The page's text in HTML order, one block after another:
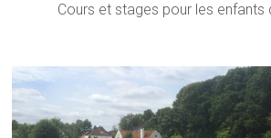
Cours et stages pour les enfants